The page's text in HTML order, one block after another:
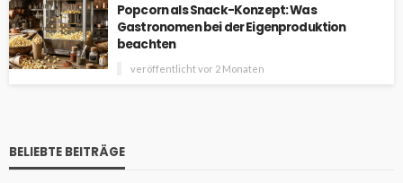
Popcorn als Snack-Konzept: Was
Gastronomen bei der Eigenproduktion
beachten
veröffentlicht vor 2 Monaten
BELIEBTE BEITRÄGE